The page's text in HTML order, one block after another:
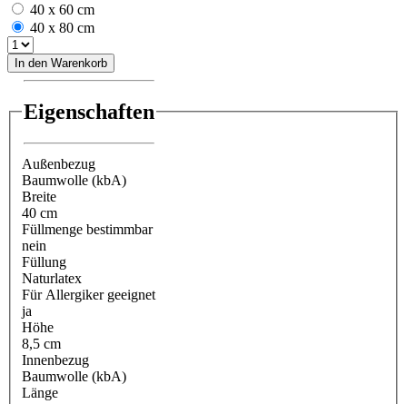
40 x 60 cm
40 x 80 cm
In den Warenkorb
Eigenschaften
Außenbezug
Baumwolle (kbA)
Breite
40 cm
Füllmenge bestimmbar
nein
Füllung
Naturlatex
Für Allergiker geeignet
ja
Höhe
8,5 cm
Innenbezug
Baumwolle (kbA)
Länge